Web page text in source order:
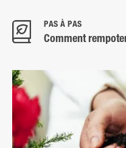
PAS À PAS
Comment